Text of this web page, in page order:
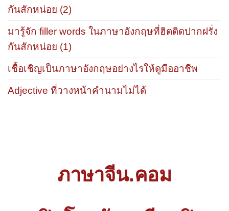
กันสักหน่อย (2)
มารู้จัก filler words ในภาษาอังกฤษที่ฮิตติดปากฝรั่ง
กันสักหน่อย (1)
เชื้อเชิญเป็นภาษาอังกฤษอย่างไรให้ดูมืออาชีพ
Adjective ที่วางหน้าคำนามไม่ได้
ภาษาจีน.คอม